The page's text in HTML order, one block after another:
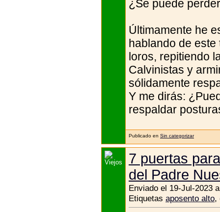
¿Se puede
Últimamente he
hablando de este
loros, repitiendo
Calvinistas y
sólidamente
Y me dirás:
respaldar
Publicado en Sin categorizar
7 puertas
del Padre
Enviado el 19-Jul-2023
Etiquetas aposento alto,